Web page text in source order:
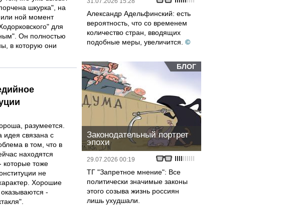
шкурка", на
ной момент
для
Он полностью
в которую они
разумеется.
идея связана с
в том, что в
находятся
которые тоже
не
Хорошие
-
Александр Адельфинский: есть
вероятность, что со временем
количество стран, вводящих
подобные меры, увеличится. ©
БЛОГ
Законодательный портрет
эпохи
29.07.2026 00:19
ТГ "Запретное мнение": Все
политически значимые законы
этого созыва жизнь россиян
лишь ухудшали.